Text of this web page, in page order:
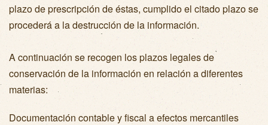
plazo de prescripción de éstas, cumplido el citado plazo se
procederá a la destrucción de la información.
A continuación se recogen los plazos legales de
conservación de la información en relación a diferentes
materias:
Documentación contable y fiscal a efectos mercantiles